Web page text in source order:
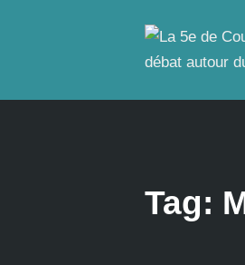
Tag: